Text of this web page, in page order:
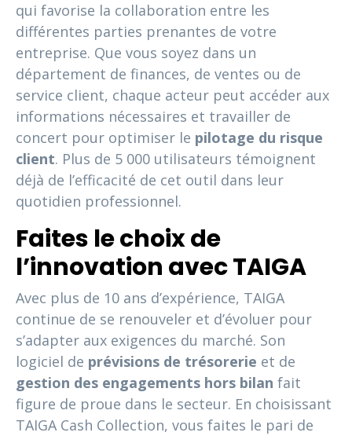
qui favorise la collaboration entre les
différentes parties prenantes de votre
entreprise. Que vous soyez dans un
département de finances, de ventes ou de
service client, chaque acteur peut accéder aux
informations nécessaires et travailler de
concert pour optimiser le pilotage du risque
client. Plus de 5 000 utilisateurs témoignent
déjà de l’efficacité de cet outil dans leur
quotidien professionnel.
Faites le choix de
l’innovation avec TAIGA
Avec plus de 10 ans d’expérience, TAIGA
continue de se renouveler et d’évoluer pour
s’adapter aux exigences du marché. Son
logiciel de prévisions de trésorerie et de
gestion des engagements hors bilan fait
figure de proue dans le secteur. En choisissant
TAIGA Cash Collection, vous faites le pari de